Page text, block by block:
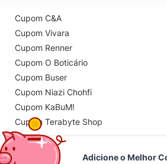
Cupom C&A
Cupom Vivara
Cupom Renner
Cupom O Boticário
Cupom Buser
Cupom Niazi Chohfi
Cupom KaBuM!
Cupom Terabyte Shop
Adicione o Melhor